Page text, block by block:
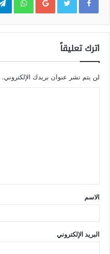
اترك تعليقاً
لن يتم نشر عنوان بريدك الإلكتروني.
الاسم
البريد الإلكتروني